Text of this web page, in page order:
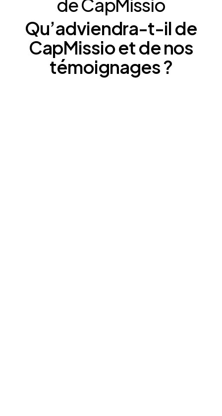
deCapMissio
Qu’adviendra-t-ilde
CapMissioetdenos
témoignages?